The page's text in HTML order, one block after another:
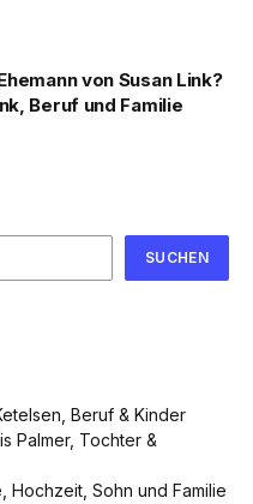
von Susan Link?
Beruf und Familie
SUCHEN
Beruf & Kinder
Palmer, Tochter &
Hochzeit, Sohn und Familie